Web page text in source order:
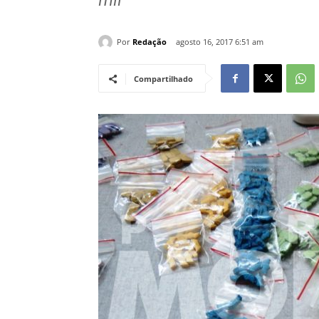
Por Redação agosto 16, 2017 6:51 am
Compartilhado